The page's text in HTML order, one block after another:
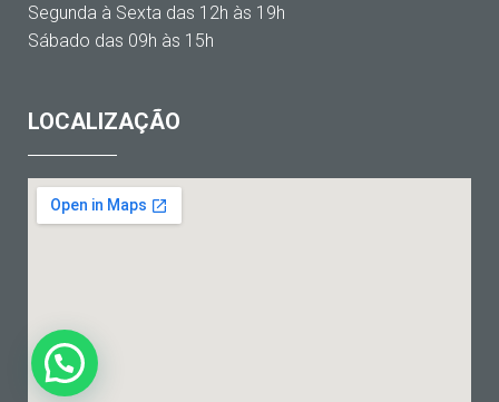
Segunda à Sexta das 12h às 19h
Sábado das 09h às 15h
LOCALIZAÇÃO